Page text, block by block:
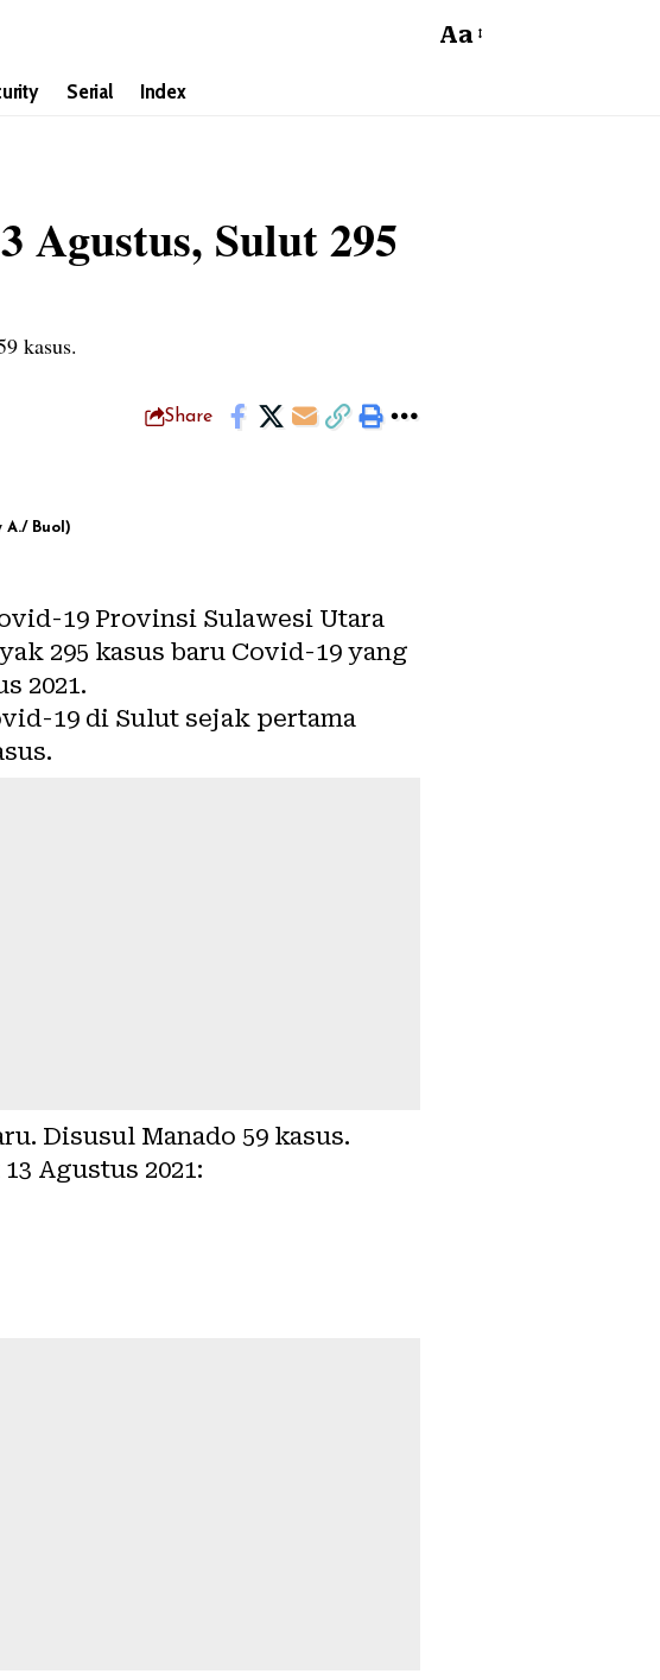
Font
Aa
Serial Index
Agustus, Sulut 295
kasus.
Share
A./ Buol)
19 Provinsi Sulawesi Utara
295 kasus baru Covid-19 yang
2021.
19 di Sulut sejak pertama
Disusul Manado 59 kasus.
Agustus 2021: